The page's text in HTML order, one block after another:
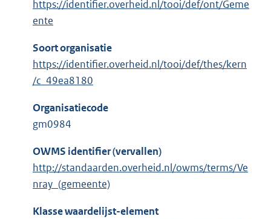
https://identifier.overheid.nl/tooi/def/ont/Geme
ente
Soort organisatie
https://identifier.overheid.nl/tooi/def/thes/kern
/c_49ea8180
Organisatiecode
gm0984
OWMS identifier (vervallen)
http://standaarden.overheid.nl/owms/terms/Ve
nray_(gemeente)
Klasse waardelijst-element